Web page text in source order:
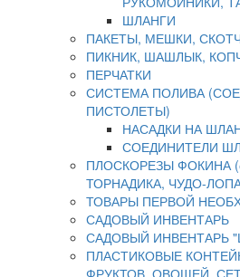
ШЛАНГИ
ПАКЕТЫ, МЕШКИ,
ПИКНИК, ШАШЛЫК,
ПЕРЧАТКИ
СИСТЕМА ПОЛИВА
ПИСТОЛЕТЫ)
НАСАДКИ НА
СОЕДИНИТЕЛИ
ПЛОСКОРЕЗЫ ФОКИНА
ТОРНАДИКА, ЧУДО-
ТОВАРЫ ПЕРВОЙ
САДОВЫЙ ИНВЕНТАРЬ
САДОВЫЙ ИНВЕНТАРЬ
ПЛАСТИКОВЫЕ
ФРУКТОВ, ОВОЩЕЙ,